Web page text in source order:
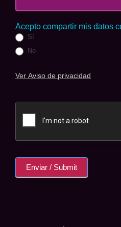
Acepto compartir mis datos
Sí
No
Ver Aviso de privacidad
Enviar / Submit